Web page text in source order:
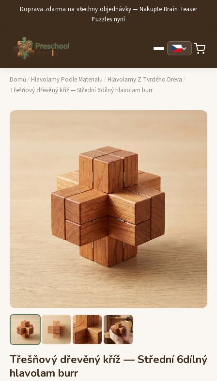
Doprava zdarma na všechny objednávky — Nakupte Brain Teaser
Puzzles nyní
Domů / Hlavolamy Podle Materialu / Hlavolamy Z Tvrdého Dreva /
Třešňový dřevěný kříž — Střední 6dílný hlavolam burr
Třešňový dřevěný kříž — Střední 6dílný
hlavolam burr